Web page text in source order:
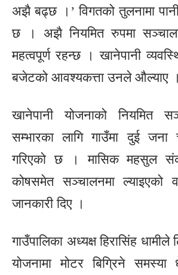
अझै बढ्छ ।’ विगतको तुलनामा
छ । अझै नियमित रुपमा
महत्वपूर्ण रहन्छ । खानेपानी
बजेटको आवश्यकत्ता उनले औल्याए ।
खानेपानी योजनाको नियमित
सम्भारका लागि गाउँमा दुई जना
गरिएको छ । मासिक महसुल
कोषसमेत सञ्चालनमा ल्याइएको
जानकारी दिए ।
गाउँपालिका अध्यक्ष हिरासिंह धामीले
योजनामा मोटर बिग्रिने